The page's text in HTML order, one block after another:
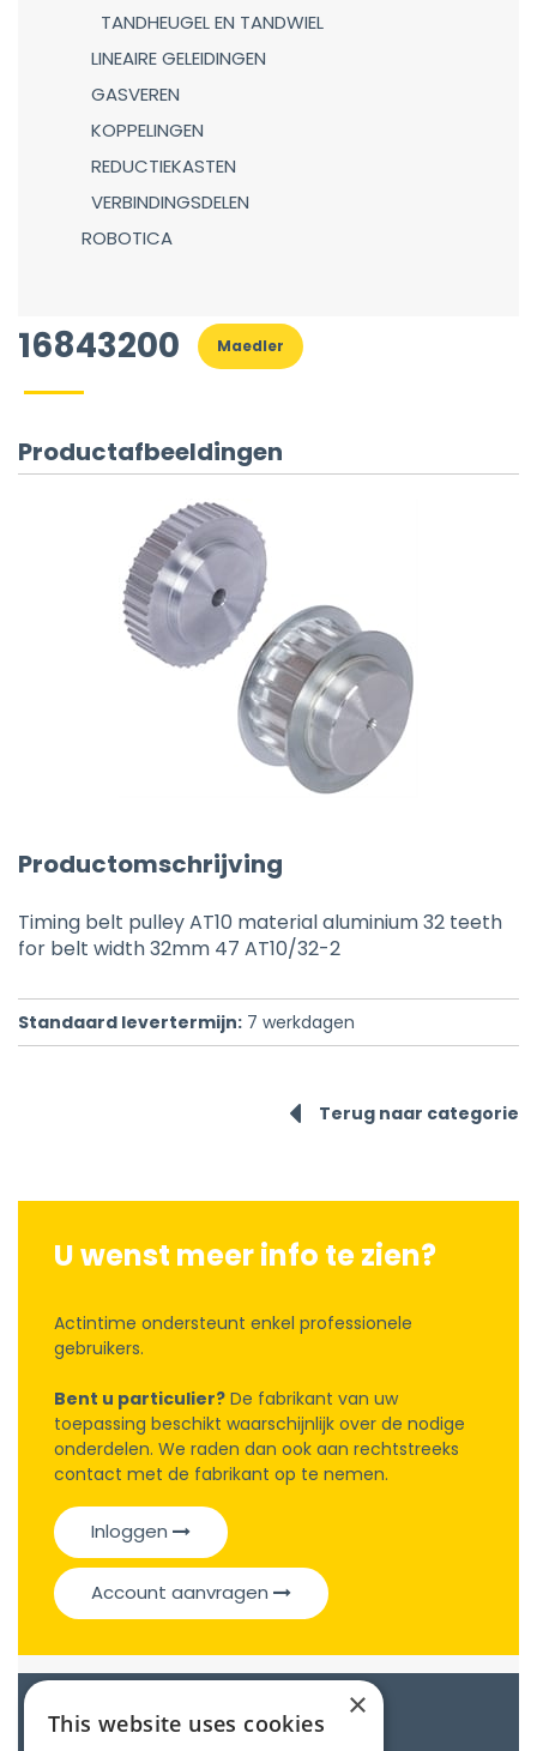
TANDHEUGEL EN TANDWIEL
LINEAIRE GELEIDINGEN
GASVEREN
KOPPELINGEN
REDUCTIEKASTEN
VERBINDINGSDELEN
ROBOTICA
16843200 Maedler
Productafbeeldingen
Productomschrijving
Timing belt pulley AT10 material aluminium 32 teeth
for belt width 32mm 47 AT10/32-2
Standaard levertermijn: 7 werkdagen
Terug naar categorie
U wenst meer info te zien?
Actintime ondersteunt enkel professionele
gebruikers.
Bent u particulier? De fabrikant van uw
toepassing beschikt waarschijnlijk over de nodige
onderdelen. We raden dan ook aan rechtstreeks
contact met de fabrikant op te nemen.
Inloggen
Account aanvragen
Catalogue
×
This website uses cookies